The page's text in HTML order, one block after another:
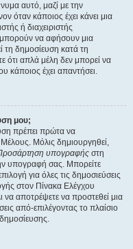
αυτό, μαζί με την
όταν κάποιος έχει κάνει μια
ή διαχειριστής
μπορούν να αφήσουν μια
τη δημοσίευση κατά τη
ότι απλά μέλη δεν μπορεί να
κάποιος έχει απαντήσει.
μου;
πρέπει πρώτα να
Μόλις δημιουργηθεί,
υπογραφής στη
υπογραφή σας. Μπορείτε
για όλες τις δημοσιεύσεις
στον Πίνακα Ελέγχου
να αποτρέψετε να προστεθεί μια
από-επιλέγοντας το πλαίσιο